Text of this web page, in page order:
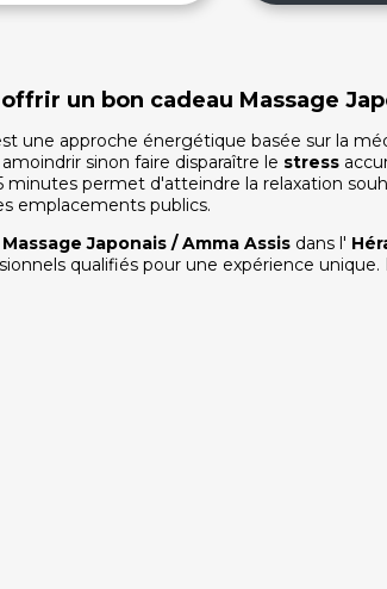
un bon cadeau Massage
une approche énergétique basée sur la
sinon faire disparaître le stress
minutes permet d'atteindre la relaxation
emplacements publics.
Massage Japonais / Amma Assis dans l'
qualifiés pour une expérience